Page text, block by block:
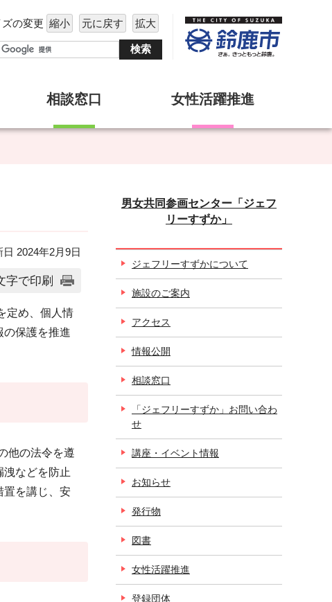
の変更 縮小 元に戻す 拡大
相談窓口 女性活躍推進
2024年2月9日
字で印刷
定め、個人情
の保護を推進
他の法令を遵
などを防止
置を講じ、安
男女共同参画センター「ジェフ
リーすずか」
ジェフリーすずかについて
施設のご案内
アクセス
情報公開
相談窓口
「ジェフリーすずか」お問い合わ
せ
講座・イベント情報
お知らせ
発行物
図書
女性活躍推進
登録団体